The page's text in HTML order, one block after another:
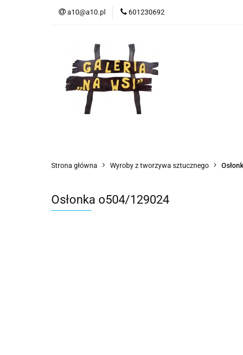
a10@a10.pl 601230692
Strona główna Wyroby z tworzywa sztucznego
Osłonka o504/129024